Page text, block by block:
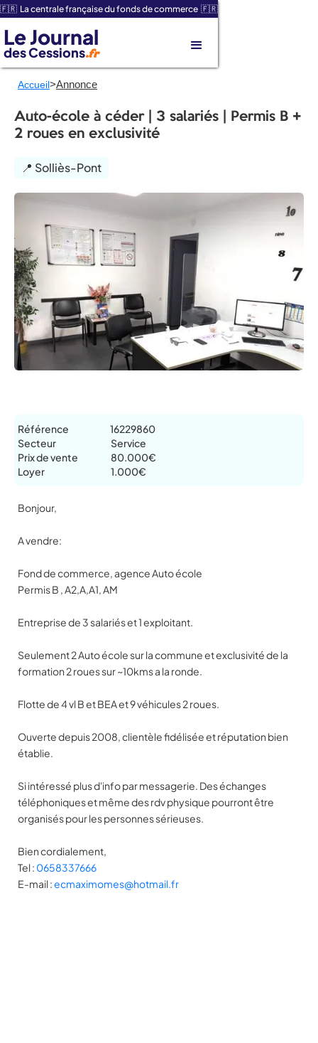
🇫🇷 La centrale française du fonds de commerce 🇫🇷
Le Journal
des Cessions.fr
Accueil>Annonce
Auto-école à céder | 3 salariés | Permis B +
2 roues en exclusivité
📍 Solliès-Pont
Référence
Secteur
Prix de vente
Loyer
16229860
Service
80.000€
1.000€
Bonjour,
A vendre:
Fond de commerce, agence Auto école
Permis B , A2,A,A1, AM
Entreprise de 3 salariés et 1 exploitant.
Seulement 2 Auto école sur la commune et exclusivité de la
formation 2 roues sur ~10kms a la ronde.
Flotte de 4 vl B et BEA et 9 véhicules 2 roues.
Ouverte depuis 2008, clientèle fidélisée et réputation bien
établie.
Si intéressé plus d'info par messagerie. Des échanges
téléphoniques et même des rdv physique pourront être
organisés pour les personnes sérieuses.
Bien cordialement,
Tel : 0658337666
E-mail :ecmaximomes@hotmail.fr